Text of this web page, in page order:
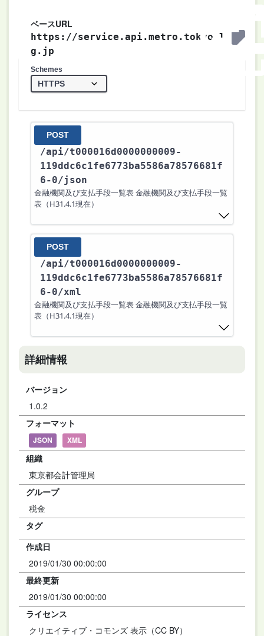
ベースURL
https://service.api.metro.tokyo.l
g.jp
Schemes
POST
/api/t000016d0000000009-
119ddc6c1fe6773ba5586a78576681f
6-0/json
金融機関及び支払手段一覧表 金融機関及び支払手段一覧
表（H31.4.1現在）
POST
/api/t000016d0000000009-
119ddc6c1fe6773ba5586a78576681f
6-0/xml
金融機関及び支払手段一覧表 金融機関及び支払手段一覧
表（H31.4.1現在）
詳細情報
バージョン
1.0.2
フォーマット
JSON XML
組織
東京都会計管理局
グループ
税金
タグ
作成日
2019/01/30 00:00:00
最終更新
2019/01/30 00:00:00
ライセンス
クリエイティブ・コモンズ 表示（CC BY）